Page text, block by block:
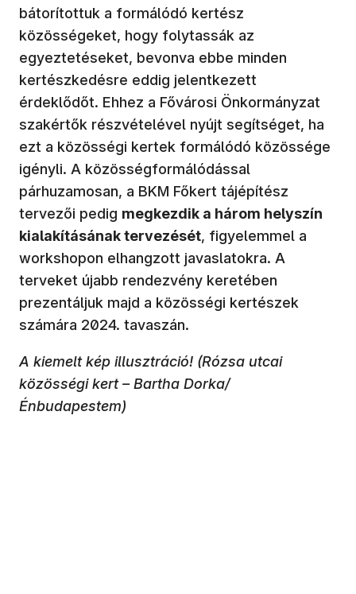
bátorítottuk a formálódó kertész
közösségeket, hogy folytassák az
egyeztetéseket, bevonva ebbe minden
kertészkedésre eddig jelentkezett
érdeklődőt. Ehhez a Fővárosi Önkormányzat
szakértők részvételével nyújt segítséget, ha
ezt a közösségi kertek formálódó közössége
igényli. A közösségformálódással
párhuzamosan, a BKM Főkert tájépítész
tervezői pedig megkezdik a három helyszín
kialakításának tervezését, figyelemmel a
workshopon elhangzott javaslatokra. A
terveket újabb rendezvény keretében
prezentáljuk majd a közösségi kertészek
számára 2024. tavaszán.
A kiemelt kép illusztráció! (Rózsa utcai
közösségi kert – Bartha Dorka/
Énbudapestem)